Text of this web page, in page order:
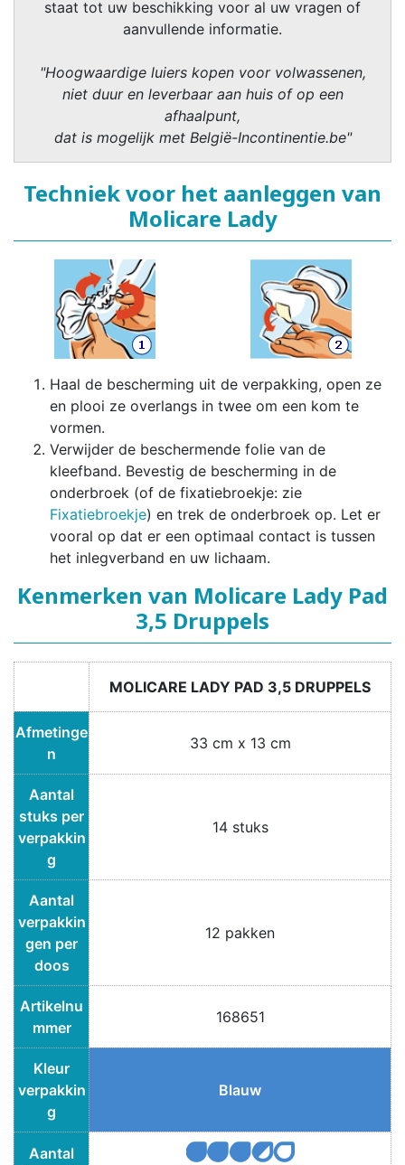
staat tot uw beschikking voor al uw vragen of
aanvullende informatie.
"Hoogwaardige luiers kopen voor volwassenen,
niet duur en leverbaar aan huis of op een
afhaalpunt,
dat is mogelijk met België-Incontinentie.be"
Techniek voor het aanleggen van
Molicare Lady
Haal de bescherming uit de verpakking, open ze
en plooi ze overlangs in twee om een kom te
vormen.
Verwijder de beschermende folie van de
kleefband. Bevestig de bescherming in de
onderbroek (of de fixatiebroekje: zie
Fixatiebroekje) en trek de onderbroek op. Let er
vooral op dat er een optimaal contact is tussen
het inlegverband en uw lichaam.
Kenmerken van Molicare Lady Pad
3,5 Druppels
MOLICARE LADY PAD 3,5 DRUPPELS
Afmetinge
n
33 cm x 13 cm
Aantal
stuks per
verpakkin
g
14 stuks
Aantal
verpakkin
gen per
doos
12 pakken
Artikelnu
mmer
168651
Kleur
verpakkin
g
Blauw
Aantal